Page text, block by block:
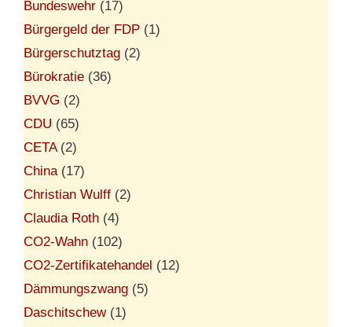
Bundeswehr (17)
Bürgergeld der FDP (1)
Bürgerschutztag (2)
Bürokratie (36)
BVVG (2)
CDU (65)
CETA(2)
China(17)
Christian Wulff (2)
Claudia Roth (4)
CO2-Wahn (102)
CO2-Zertifikatehandel (12)
Dämmungszwang (5)
Daschitschew(1)